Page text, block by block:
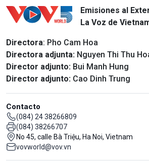
Emisiones al
La Voz de
Directora: Pho Cam Hoa
Directora adjunta: Nguyen Thi Thu
Director adjunto: Bui Manh Hung
Director adjunto: Cao Dinh Trung
Contacto
(084) 24 38266809
(084) 38266707
No 45, calle Bà Triệu, Ha Noi, Vietnam
vovworld@vov.vn